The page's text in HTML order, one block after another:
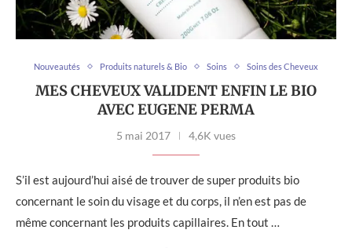
Nouveautés Produits naturels & Bio Soins Soins des Cheveux
MES CHEVEUX VALIDENT ENFIN LE BIO
AVEC EUGENE PERMA
5 mai 2017 4,6K vues
S’il est aujourd’hui aisé de trouver de super produits bio
concernant le soin du visage et du corps, il n’en est pas de
même concernant les produits capillaires. En tout …